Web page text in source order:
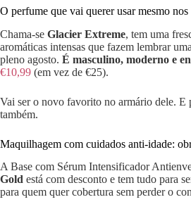
O perfume que vai querer usar mesmo nos
Chama-se Glacier Extreme, tem uma
aromáticas intensas que fazem lembrar
pleno agosto. É masculino, moderno e
€10,99 (em vez de €25).
Vai ser o novo favorito no armário dele. E
também.
Maquilhagem com cuidados anti-idade:
A Base com Sérum Intensificador
Gold está com desconto e tem tudo para
para quem quer cobertura sem perder o